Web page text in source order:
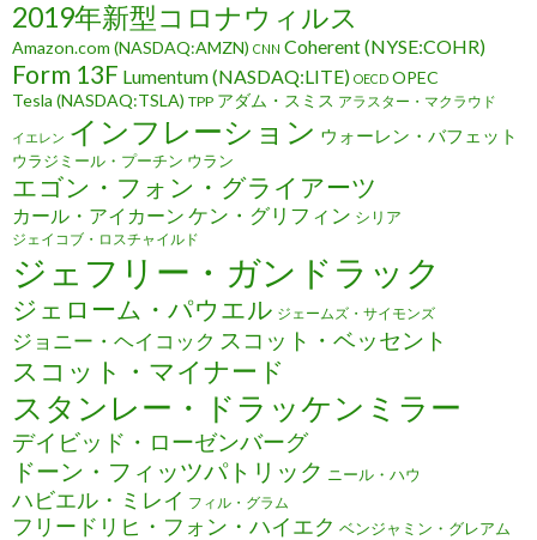
2019年新型コロナウィルス
Amazon.com (NASDAQ:AMZN) CNN Coherent (NYSE:COHR)
Form 13F Lumentum (NASDAQ:LITE) OECD OPEC
Tesla (NASDAQ:TSLA) TPP アダム・スミス アラスター・マクラウド
イエレン インフレーション ウォーレン・バフェット
ウラジミール・プーチン ウラン
エゴン・フォン・グライアーツ
カール・アイカーン ケン・グリフィン シリア
ジェイコブ・ロスチャイルド
ジェフリー・ガンドラック
ジェローム・パウエル ジェームズ・サイモンズ
ジョニー・ヘイコック スコット・ベッセント
スコット・マイナード
スタンレー・ドラッケンミラー
デイビッド・ローゼンバーグ
ドーン・フィッツパトリック ニール・ハウ
ハビエル・ミレイ フィル・グラム
フリードリヒ・フォン・ハイエク ベンジャミン・グレアム